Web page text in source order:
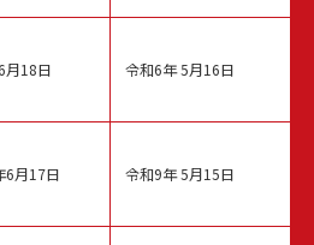
月18日
6月17日
令和6年 5月16日
令和9年 5月15日